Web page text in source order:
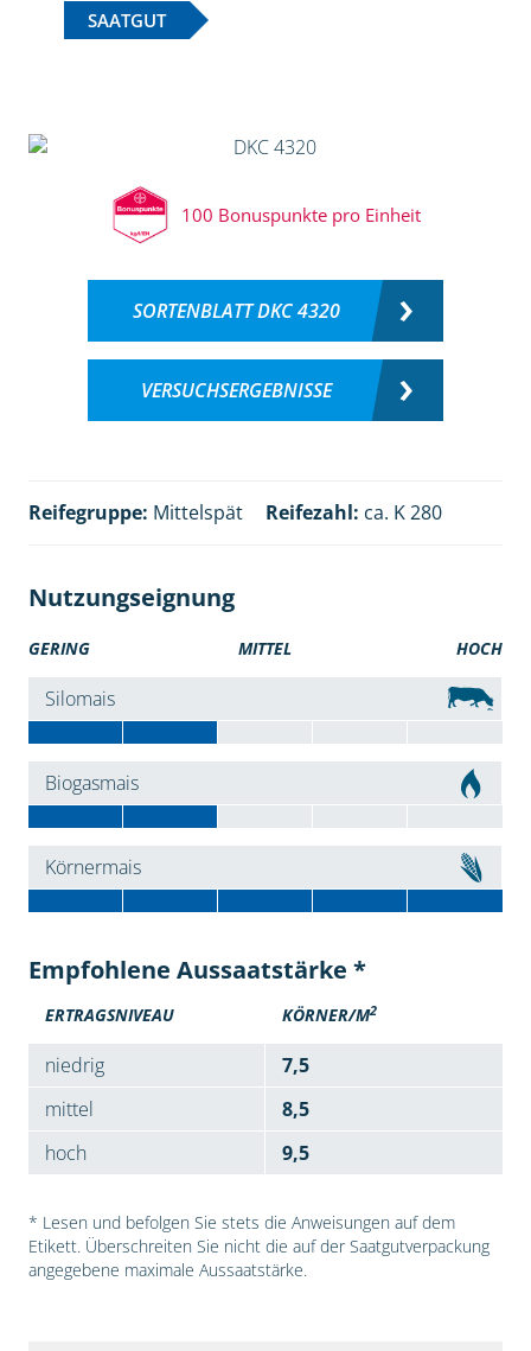
SAATGUT
100 Bonuspunkte pro Einheit
SORTENBLATT DKC 4320
VERSUCHSERGEBNISSE
Reifegruppe: Mittelspät Reifezahl: ca. K 280
Nutzungseignung
GERING MITTEL HOCH
Silomais
Biogasmais
Körnermais
Empfohlene Aussaatstärke *
ERTRAGSNIVEAU KÖRNER/M2
niedrig
7,5
mittel
8,5
hoch
9,5
* Lesen und befolgen Sie stets die Anweisungen auf dem
Etikett. Überschreiten Sie nicht die auf der Saatgutverpackung
angegebene maximale Aussaatstärke.